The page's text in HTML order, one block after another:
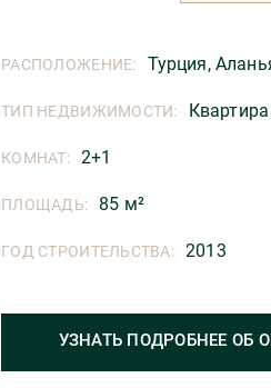
РАСПОЛОЖЕНИЕ: Турция,
ТИП НЕДВИЖИМОСТИ: Квартира
КОМНАТ: 2+1
ПЛОЩАДЬ: 85 м²
ГОД СТРОИТЕЛЬСТВА: 2013
УЗНАТЬ ПОДРОБНЕЕ ОБ